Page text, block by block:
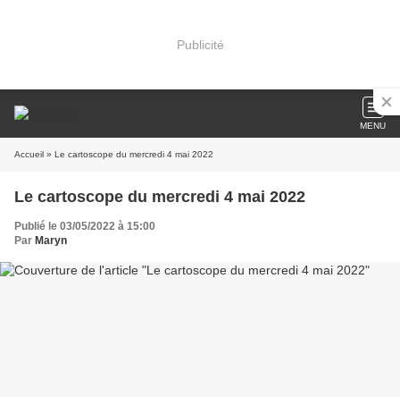
Publicité
MENU
Accueil » Le cartoscope du mercredi 4 mai 2022
Le cartoscope du mercredi 4 mai 2022
Publié le 03/05/2022 à 15:00
Par Maryn